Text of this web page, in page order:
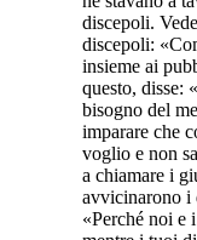
discepoli.
discepoli:
insieme ai
questo, disse:
bisogno del
imparare che
voglio e non
a chiamare i
avvicinarono i
«Perché noi e